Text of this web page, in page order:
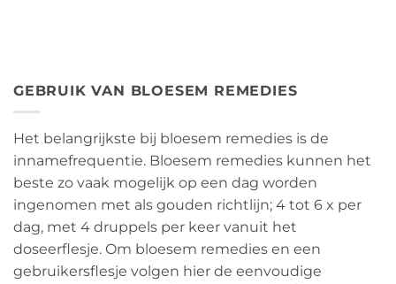
GEBRUIK VAN BLOESEM REMEDIES
Het belangrijkste bij bloesem remedies is de
innamefrequentie. Bloesem remedies kunnen het
beste zo vaak mogelijk op een dag worden
ingenomen met als gouden richtlijn; 4 tot 6 x per
dag, met 4 druppels per keer vanuit het
doseerflesje. Om bloesem remedies en een
gebruikersflesje volgen hier de eenvoudige